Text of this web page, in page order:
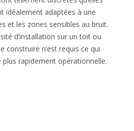
idéalement adaptées à une
et les zones sensibles au bruit.
d’installation sur un toit ou
construire n’est requis ce qui
rapidement opérationnelle.